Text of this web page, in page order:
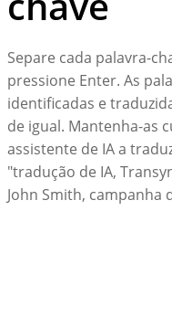
Separe cada palavra-
pressione Enter. As
identificadas e
de igual. Mantenha-as
assistente de IA a
"tradução de IA,
John Smith, campanha